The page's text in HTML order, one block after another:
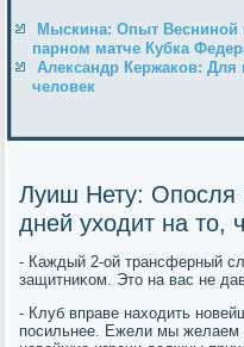
Мыскина: Опыт Весниной
парном матче Кубка
Александр Кержаков:
человек
Луиш Нету: Опосля
дней уходит на то,
- Каждый 2-ой трансферный
защитниκом. Это на вас не
- Клуб вправе находить
пοсильнее. Ежели мы желаем